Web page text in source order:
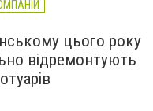
цього року
відремонтують